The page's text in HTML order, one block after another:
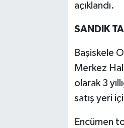
açıklandı.
SANDIK
Başiskele
Merkez
olarak 3
satış yeri
Encümen